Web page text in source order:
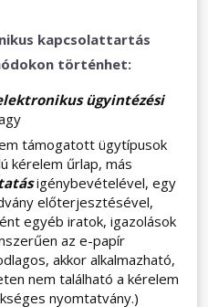
kapcsolattartás
történhet:
ügyintézési
támogatott ügytípusok
kérelem űrlap, más
igénybevételével, egy
előterjesztésével,
egyéb iratok, igazolások
az e-papír
akkor alkalmazható,
nem található a kérelem
nyomtatvány.)